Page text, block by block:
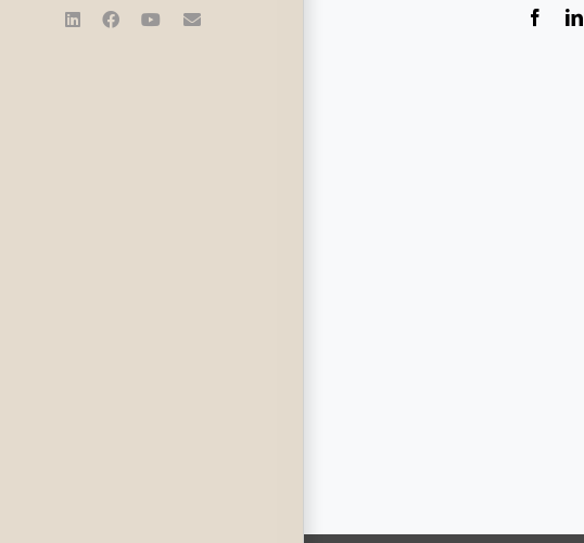
LinkedInFacebookYouTubeEmail